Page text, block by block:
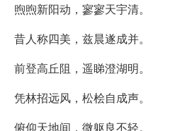
煦煦新阳动，寥寥天宇清。
昔人称四美，兹晨遂成并。
前登高丘阻，遥睇澄湖明。
凭林招远风，松桧自成声。
俯仰天地间，微躯良不轻。